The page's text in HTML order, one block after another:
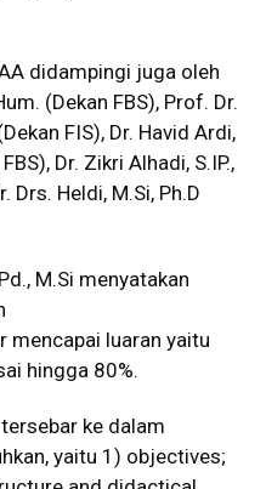
didampingi juga oleh
(Dekan FBS), Prof. Dr.
FIS), Dr. Havid Ardi,
Dr. Zikri Alhadi, S.IP.,
Drs. Heldi, M.Si, Ph.D
M.Si menyatakan
mencapai luaran yaitu
hingga 80%.
ke dalam
yaitu 1) objectives;